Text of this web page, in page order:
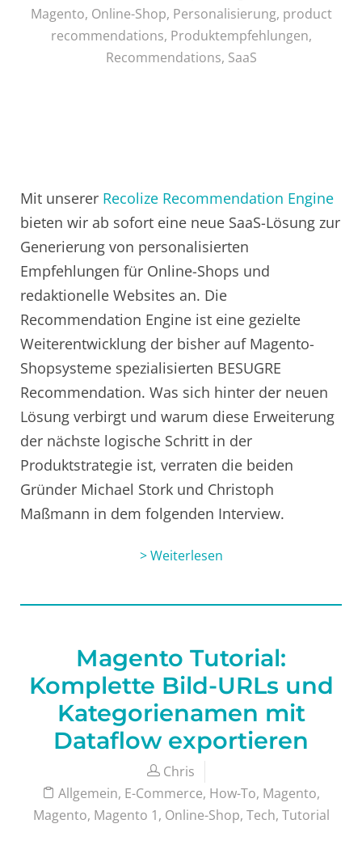
Magento, Online-Shop, Personalisierung, product
recommendations, Produktempfehlungen,
Recommendations, SaaS
Mit unserer Recolize Recommendation Engine
bieten wir ab sofort eine neue SaaS-Lösung zur
Generierung von personalisierten
Empfehlungen für Online-Shops und
redaktionelle Websites an. Die
Recommendation Engine ist eine gezielte
Weiterentwicklung der bisher auf Magento-
Shopsysteme spezialisierten BESUGRE
Recommendation. Was sich hinter der neuen
Lösung verbirgt und warum diese Erweiterung
der nächste logische Schritt in der
Produktstrategie ist, verraten die beiden
Gründer Michael Stork und Christoph
Maßmann in dem folgenden Interview.
> Weiterlesen
Magento Tutorial:
Komplette Bild-URLs und
Kategorienamen mit
Dataflow exportieren
Chris
Allgemein, E-Commerce, How-To, Magento,
Magento, Magento 1, Online-Shop, Tech, Tutorial